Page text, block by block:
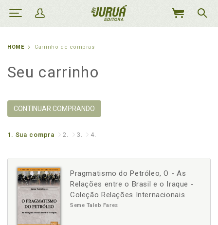
MEU
HOME Carrinho de compras
Seu carrinho
CONTINUAR COMPRANDO
1. Sua compra 2. 3. 4.
Pragmatismo do Petróleo, O - As
Relações entre o Brasil e o Iraque -
Coleção Relações Internacionais
Seme Taleb Fares